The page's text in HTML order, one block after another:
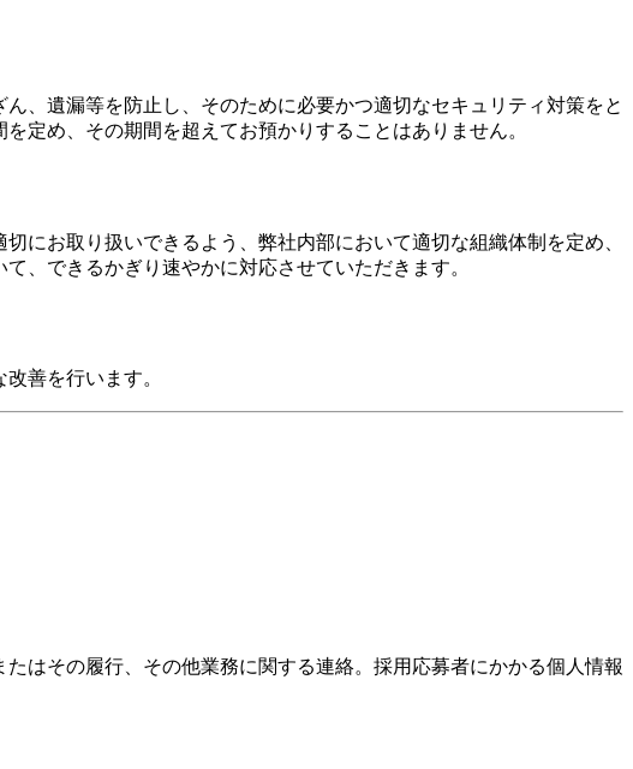
、遺漏等を防止し、そのために必要かつ適切なセキュリティ対策をと
定め、その期間を超えてお預かりすることはありません。
にお取り扱いできるよう、弊社内部において適切な組織体制を定め、
、できるかぎり速やかに対応させていただきます。
善を行います。
はその履行、その他業務に関する連絡。採用応募者にかかる個人情報